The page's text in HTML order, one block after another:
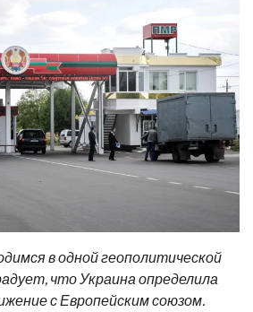
в одной геополитической
что Украина определила
с Европейским союзом.